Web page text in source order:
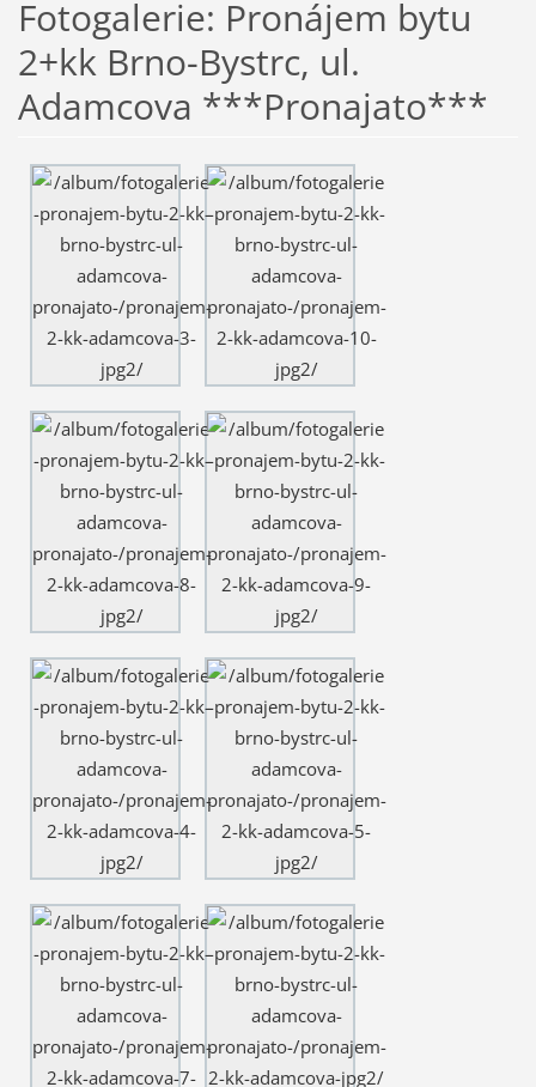
Fotogalerie: Pronájem bytu
2+kk Brno-Bystrc, ul.
Adamcova ***Pronajato***